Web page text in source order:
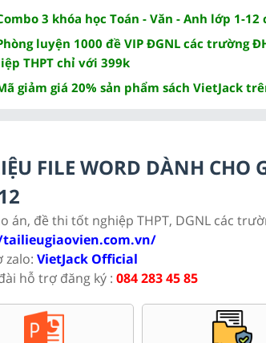
3 khóa học Toán - Văn - Anh lớp 1-
luyện 1000 đề VIP ĐGNL các trường
THPT chỉ với 399k
giảm giá 20% sản phẩm sách VietJack
FILE WORD DÀNH CHO
án, đề thi tốt nghiệp THPT, DGNL các
zalo: VietJack Official
hỗ trợ đăng ký : 084 283 45 85